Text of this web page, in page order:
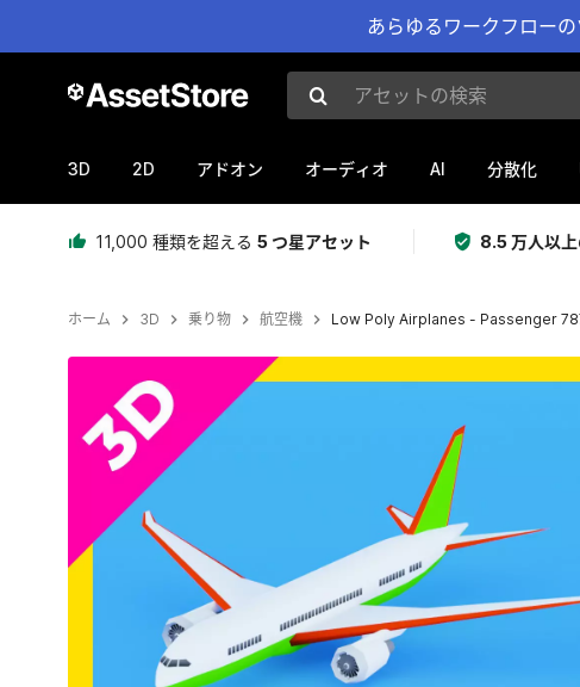
あらゆるワークフロー
アセットの検索
3D 2D アドオン オーディオ AI 分散化
11,000 種類を超える 5 つ星アセット 8.5 万人以
ホーム 3D 乗り物 航空機 Low Poly Airplanes - Passenger
現在のスライド：1 / 4